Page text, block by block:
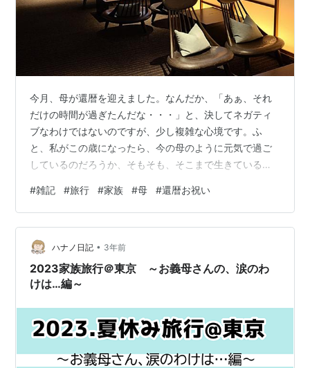
今月、母が還暦を迎えました。なんだか、「あぁ、それ
だけの時間が過ぎたんだな・・・」と、決してネガティ
ブなわけではないのですが、少し複雑な心境です。ふ
と、私がこの歳になったら、今の母のように元気で過ご
しているのだろうか、そもそも、そこまで生きているの
行ってみたいとのことだったので、今年の4月ごろに予約
していた、星野リゾートに行ってきました。界 遠州で
す。「九州とか、もっと遠くへ足を運ばなくて良さそ
う？」と聞いてみたのですが、「行きたいところがあ
る」とのことでこちらになりました。
#雑記 #旅行 #家族 #母 #還暦お祝い
ハナノ日記 • 3年前
2023家族旅行＠東京 ～お義母さんの、涙のわ
けは…編～